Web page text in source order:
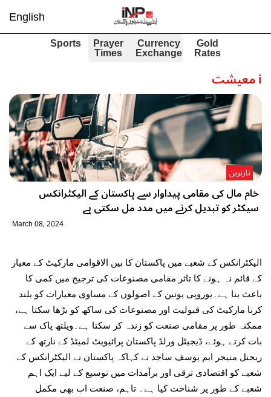
English
Gold
Rates
Currency
Exchange
Prayer
Times
Sports
iمعیشت
خام مال کی مقامی پیداوار سے پاکستان کے الیکٹرانکس
سیکٹر کو تبدیل کرنے میں مدد مل سکتی ہے
تازترین
March 08, 2024
الیکٹرانکس کے شعبے میں پاکستان کا بین الاقوامی مارکیٹ کے معیار
کے قائم نہ ہونے کا تاثر مقامی مصنوعات کی ترجیح میں کمی کا
باعث بنا ہے۔یوروپی یونین کے اصولوں کے مساوی معیارات کو بلند
کرنا مارکیٹ کی قبولیت اور مصنوعات کی ساکھ کو بڑھا سکتا ہے،
ممکنہ طور پر مقامی صنعت کو زندہ کر سکتا ہے۔ویلتھ پاک سے
بات کرتے ہوئے، ڈیجیٹل ورلڈ پاکستان پرائیویٹ لمیٹڈ کے نارتھ کے
ریجنل منیجر ایم یوسف ساجد نے کہاکہ پاکستان نے الیکٹرانکس کے
شعبے کو اقتصادی ترقی اور برآمدات میں توسیع کے لیے ایک اہم
شعبے کے طور پر شناخت کیا ہے۔ تاہم، صنعت اب بھی مکمل